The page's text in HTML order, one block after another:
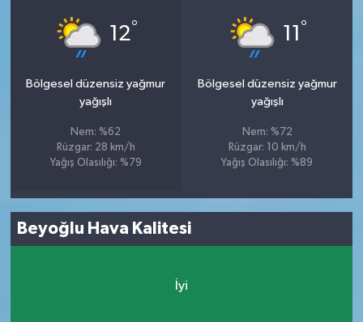
12°
Bölgesel düzensiz yağmur
yağışlı
Nem: %62
Rüzgar: 28 km/h
Yağış Olasılığı: %79
11 °
Bölgesel düzensiz yağmur
yağışlı
Nem: %72
Rüzgar: 10 km/h
Yağış Olasılığı: %89
Beyoğlu Hava Kalitesi
İyi